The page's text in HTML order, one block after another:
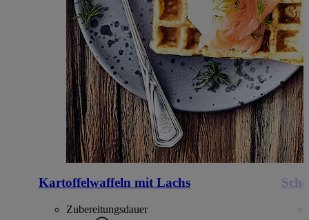
Kartoffelwaffeln mit Lachs
Zubereitungsdauer